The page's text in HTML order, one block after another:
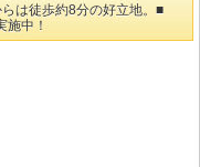
は徒歩約8分の好立地。■
中！